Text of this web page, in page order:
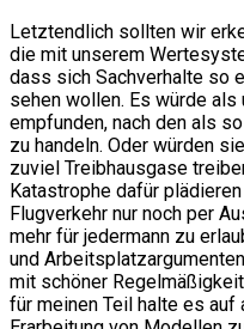
Letztendlich sollten wir
die mit unserem
dass sich Sachverhalte so
sehen wollen. Es würde als
empfunden, nach den als
zu handeln. Oder würden
zuviel Treibhausgase
Katastrophe dafür
Flugverkehr nur noch per
mehr für jedermann zu
und
mit schöner
für meinen Teil halte es